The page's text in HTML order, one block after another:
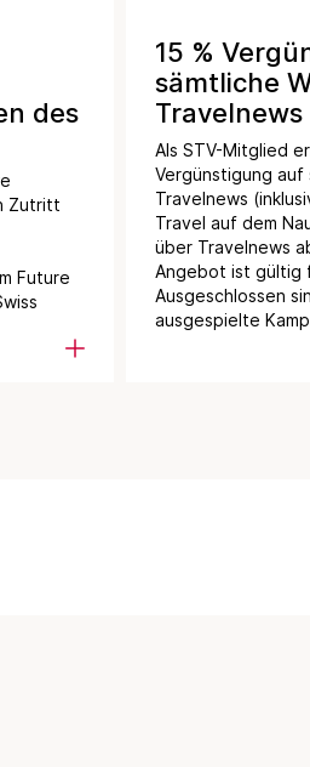
des
Zutritt
Future
15 %
sämtliche
Travelnews
Als STV-Mitglied
Vergünstigung
Travelnews
Travel auf dem
über Travelnews
Angebot ist gültig
Ausgeschlossen
ausgespielte